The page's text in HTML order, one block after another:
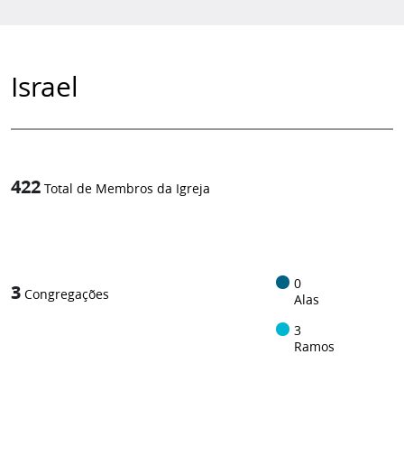
Israel
422 Total de Membros da Igreja
3 Congregações
0
Alas
3
Ramos